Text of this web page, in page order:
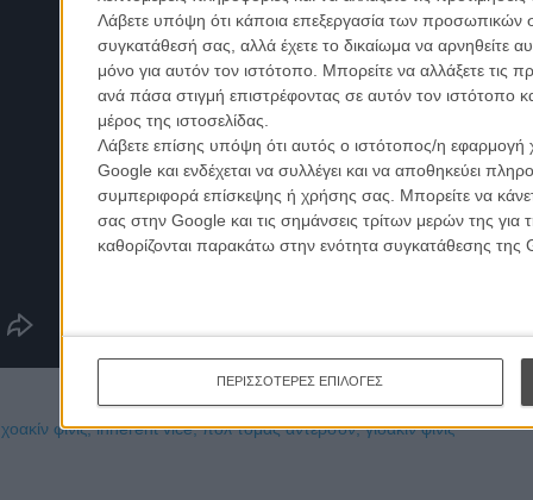
Λάβετε υπόψη ότι κάποια επεξεργασία των προσωπικών
συγκατάθεσή σας, αλλά έχετε το δικαίωμα να αρνηθείτε
μόνο για αυτόν τον ιστότοπο. Μπορείτε να αλλάξετε τις
ανά πάσα στιγμή επιστρέφοντας σε αυτόν τον ιστότοπο
μέρος της ιστοσελίδας.
Λάβετε επίσης υπόψη ότι αυτός ο ιστότοπος/η εφαρμογή
Google και ενδέχεται να συλλέγει και να αποθηκεύει
συμπεριφορά επίσκεψης ή χρήσης σας. Μπορείτε να
σας στην Google και τις σημάνσεις τρίτων μερών της
καθορίζονται παρακάτω στην ενότητα συγκατάθεσης της
ΠΕΡΙΣΣΟΤΕΡΕΣ ΕΠΙΛΟΓΕΣ
χοακίν φίνιξ, inherent vice, πολ τόμας αντερσον, γιοακίν φίνιξ